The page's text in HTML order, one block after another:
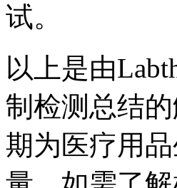
试。
以上是由
制检测总结
期为医疗用